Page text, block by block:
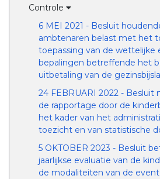
Controle
6 MEI 2021 - Besluit
ambtenaren belast met het
toepassing van de wettelijke
bepalingen betreffende het
uitbetaling van de
24 FEBRUARI 2022 -
de rapportage door de
het kader van het
toezicht en van statistische
5 OKTOBER 2023 - Besluit
jaarlijkse evaluatie van de
de modaliteiten van de